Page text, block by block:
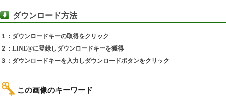
ダウンロード方法
１：ダウンロードキーの取得をクリック
２：LINE@に登録しダウンロードキーを獲得
３：ダウンロードキーを入力しダウンロードボタンをクリック
この画像のキーワード